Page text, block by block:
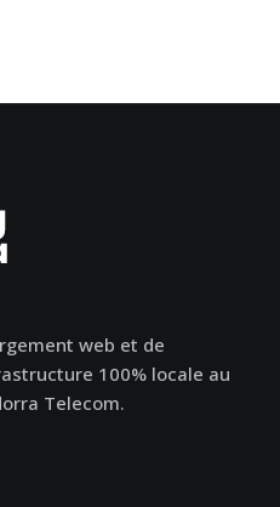
web et de
100% locale au
Telecom.